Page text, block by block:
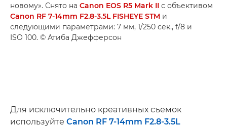
новому». Снято на Canon EOS R5 Mark II с объективом
Canon RF 7-14mm F2.8-3.5L FISHEYE STM и
следующими параметрами: 7 мм, 1/250 сек., f/8 и
ISO 100. © Атиба Джефферсон
Для исключительно креативных съемок
используйте Canon RF 7-14mm F2.8-3.5L